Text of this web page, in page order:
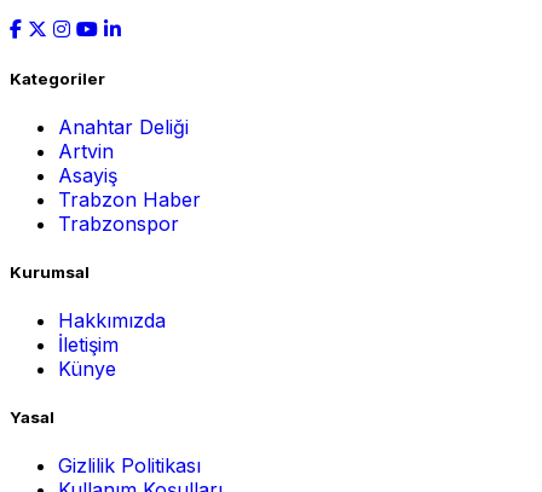
Kategoriler
Anahtar Deliği
Artvin
Asayiş
Trabzon Haber
Trabzonspor
Kurumsal
Hakkımızda
İletişim
Künye
Yasal
Gizlilik Politikası